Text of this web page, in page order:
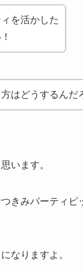
を活かした
はどうするんだ
います。
きみパーティピ
なりますよ。